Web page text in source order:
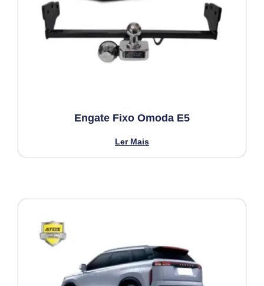
Engate Fixo Omoda E5
Ler Mais